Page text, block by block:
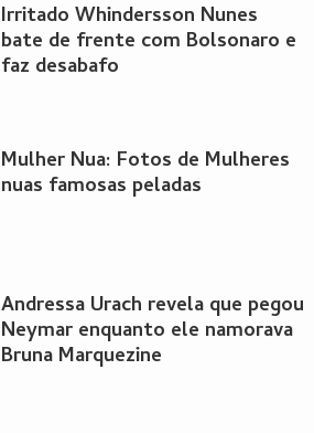
Irritado Whindersson Nunes
bate de frente com Bolsonaro e
faz desabafo
Mulher Nua: Fotos de Mulheres
nuas famosas peladas
Andressa Urach revela que pegou
Neymar enquanto ele namorava
Bruna Marquezine